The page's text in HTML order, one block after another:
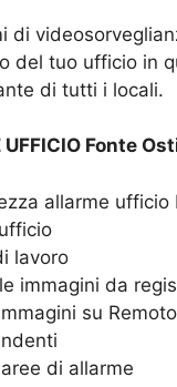
di
del tuo ufficio in
di tutti i locali.
UFFICIO Fonte
allarme ufficio
lavoro
immagini da
su Remoto
di allarme